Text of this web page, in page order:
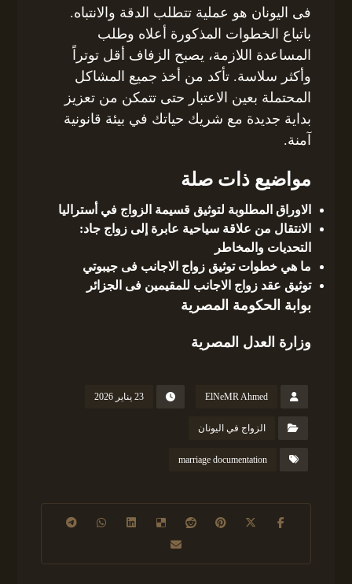
فى اليونان هو عملية تتطلب الدقة والانتباه.
باتباع الخطوات المذكورة أعلاه وطلب
المساعدة اللازمة، يصبح الزفاف أقل توتراً
وأكثر سلاسة. تأكد من أخذ جميع المشاكل
المحتملة بعين الاعتبار حتى تتمكن من تعزيز
بداية جديدة مع شريك حياتك في بيئة قانونية
آمنة.
مواضيع ذات صلة
الاوراق المطلوبة لتوثيق قسيمة الزواج في أستراليا
الانتقال من علاقة سياحية عابرة إلى زواج جاد:
التحديات والمخاطر
ما هي خطوات توثيق زواج الاجانب فى جيبوتي
توثيق عقد زواج الاجانب للمقيمين فى الجزائر
بوابة الحكومة المصرية
وزارة العدل المصرية
ElNeMR Ahmed 23 يناير 2026
الزواج في اليونان
marriage documentation